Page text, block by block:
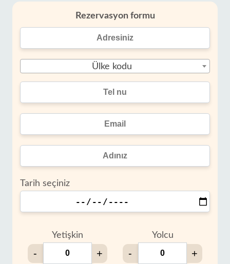
Rezervasyon formu
Ülke kodu
Tarih seçiniz
Yetişkin
- +
Yolcu
- +